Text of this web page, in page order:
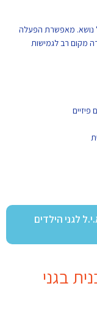
נושא. מאפשרת הפעלה
מקום רב לגמישות
לגני הילדים
בגני